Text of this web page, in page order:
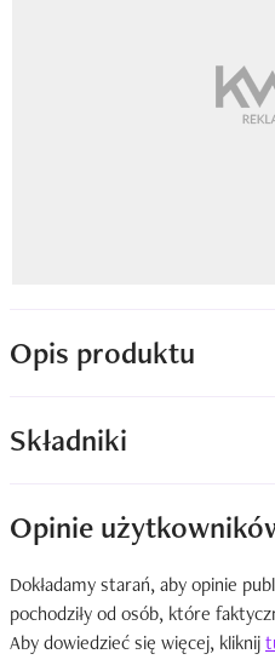
Opis produktu
Składniki
Opinie
Dokładamy starań, aby opinie
pochodziły od osób, które
Aby dowiedzieć się więcej, kliknij